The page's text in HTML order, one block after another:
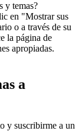
y temas?
en "Mostrar sus
o a través de su
la página de
apropiadas.
a
y suscribirme a un